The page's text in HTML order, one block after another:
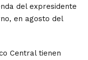
del expresidente
en agosto del
Central tienen